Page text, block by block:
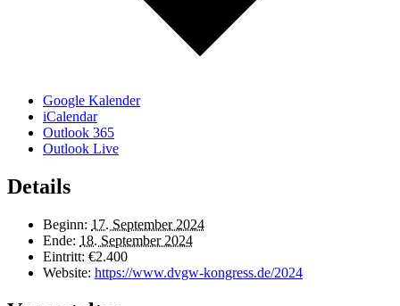
Google Kalender
iCalendar
Outlook 365
Outlook Live
Details
Beginn: 17. September 2024
Ende: 18. September 2024
Eintritt: €2.400
Website: https://www.dvgw-kongress.de/2024